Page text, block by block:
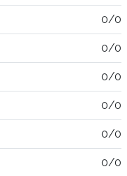
0/0
0/0
0/0
0/0
0/0
0/0